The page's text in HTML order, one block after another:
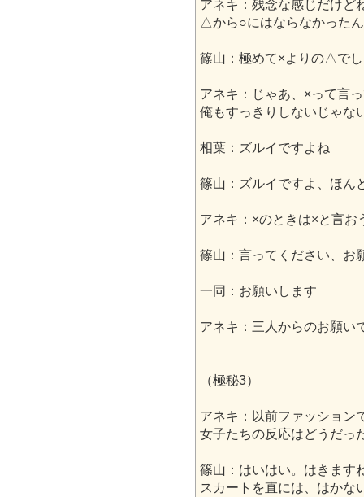
アネキ：残念な感じだけど
△から○にはならなかった
篠山：極めて×よりの△で
アネキ：じゃあ、×って言
俺もすっきりしないじゃな
相葉：ズルイですよね
篠山：ズルイですよ、ほん
アネキ：×のときは×と言お
篠山：言ってください、お
一同：お願いします
アネキ：三人からのお願い
（極秘3）
アネキ：以前ファッション
女子たちの反応はどうだっ
篠山：はいはい。はきます
スカートを直には、はかな